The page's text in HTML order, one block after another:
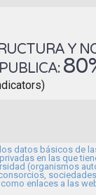
Y
datos básicos de
en las que
(organismos
sociedades
enlaces a las